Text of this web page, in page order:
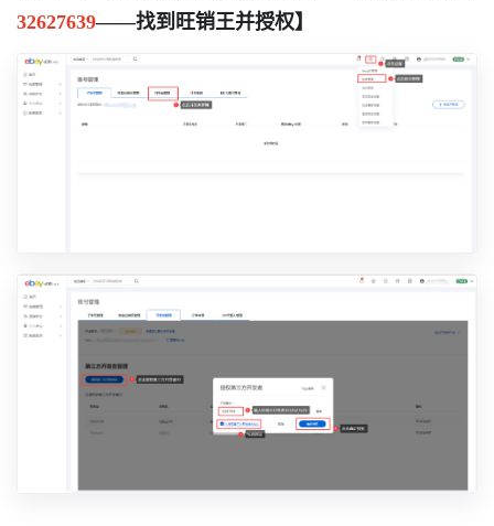
32627639——找到旺销王并授权】